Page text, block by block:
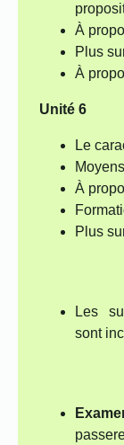
À
Plus
À
Unité 6
Le
À
Plus
Les
sont